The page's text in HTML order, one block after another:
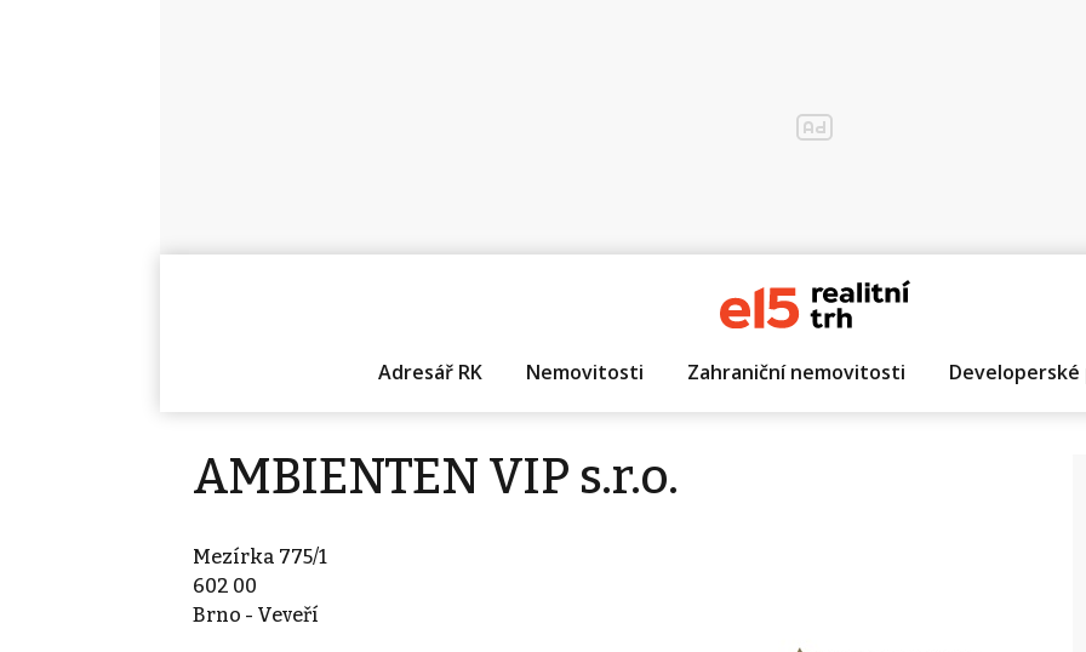
Adresář RK Nemovitosti Zahraniční nemovitosti
AMBIENTEN VIP s.r.o.
Mezírka 775/1
602 00
Brno - Veveří